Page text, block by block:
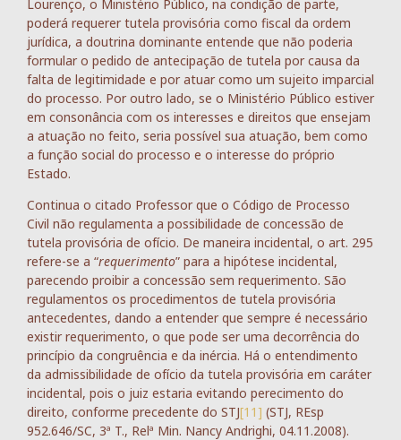
Lourenço, o Ministério Público, na condição de parte,
poderá requerer tutela provisória como fiscal da ordem
jurídica, a doutrina dominante entende que não poderia
formular o pedido de antecipação de tutela por causa da
falta de legitimidade e por atuar como um sujeito imparcial
do processo. Por outro lado, se o Ministério Público estiver
em consonância com os interesses e direitos que ensejam
a atuação no feito, seria possível sua atuação, bem como
a função social do processo e o interesse do próprio
Estado.
Continua o citado Professor que o Código de Processo
Civil não regulamenta a possibilidade de concessão de
tutela provisória de ofício. De maneira incidental, o art. 295
refere-se a “requerimento” para a hipótese incidental,
parecendo proibir a concessão sem requerimento. São
regulamentos os procedimentos de tutela provisória
antecedentes, dando a entender que sempre é necessário
existir requerimento, o que pode ser uma decorrência do
princípio da congruência e da inércia. Há o entendimento
da admissibilidade de ofício da tutela provisória em caráter
incidental, pois o juiz estaria evitando perecimento do
direito, conforme precedente do STJ[11] (STJ, REsp
952.646/SC, 3ª T., Relª Min. Nancy Andrighi, 04.11.2008).